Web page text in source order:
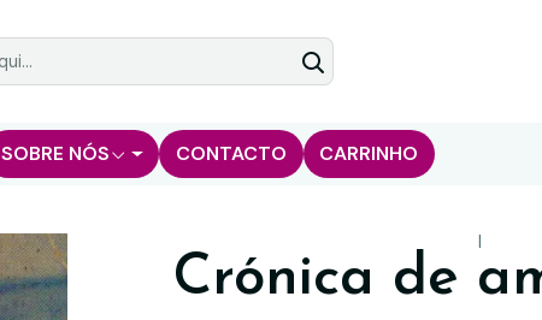
SOBRE NÓS CONTACTO CARRINHO
|
Crónica de